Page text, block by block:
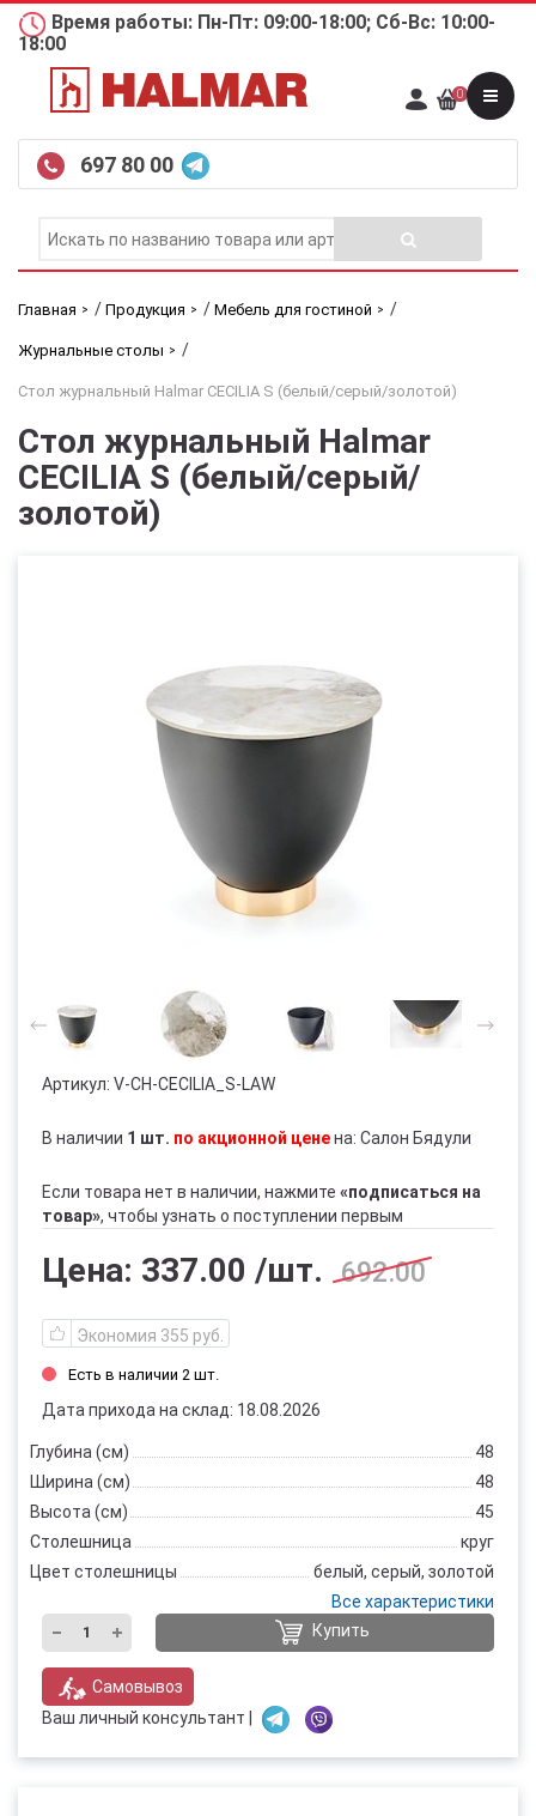
Время работы: Пн-Пт: 09:00-18:00; Сб-Вс: 10:00-
18:00
697 80 00
0
Главная / Продукция / Мебель для гостиной /
Журнальные столы /
Стол журнальный Halmar CECILIA S (белый/серый/золотой)
Стол журнальный Halmar
CECILIA S (белый/серый/
золотой)
Артикул: V-CH-CECILIA_S-LAW
В наличии 1 шт. по акционной ценена: Салон Бядули
Если товара нет в наличии, нажмите «подписаться на
товар», чтобы узнать о поступлении первым
Цена: 337.00 /шт. 692.00
Экономия 355 руб.
Есть в наличии 2 шт.
Дата прихода на склад: 18.08.2026
Глубина (см)
48
Ширина (см)
48
Высота (см)
45
Столешница
круг
Цвет столешницы
белый, серый, золотой
Все характеристики
Купить
Самовывоз
Ваш личный консультант |